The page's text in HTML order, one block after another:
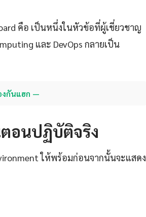
คือ เป็นหนึ่งในหัวข้อที่ผู้เชี่ยวชาญ
และ DevOps กลายเป็น
งกันแฮก —
อนปฏิบัติจริง
ให้พร้อมก่อนจากนั้นจะแสดง